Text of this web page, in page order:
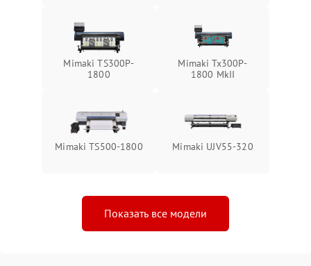
Mimaki TS300P-
1800
Mimaki Tx300P-
1800 MkII
Mimaki TS500-1800 Mimaki UJV55-320
Показать все модели